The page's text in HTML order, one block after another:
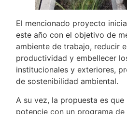
El mencionado proyecto
este año con el objetivo de
ambiente de trabajo, reducir
productividad y embellecer
institucionales y exteriores,
de sostenibilidad ambiental.
A su vez, la propuesta es
potencie con un programa